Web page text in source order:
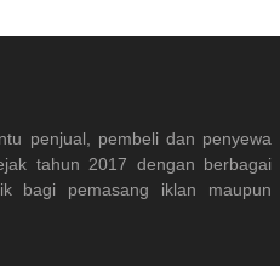
penjual, pembeli dan penyewa
tahun 2017 dengan berbagai
bagi pemasang iklan maupun